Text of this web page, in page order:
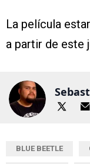
La película
a partir de este
BLUE BEETLE